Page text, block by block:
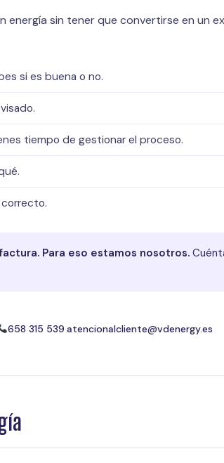
energía sin tener que convertirse en un
si es buena o no.
tiempo de gestionar el proceso.
Para eso estamos nosotros.
658 315 539·atencionalcliente@vdenergy.es